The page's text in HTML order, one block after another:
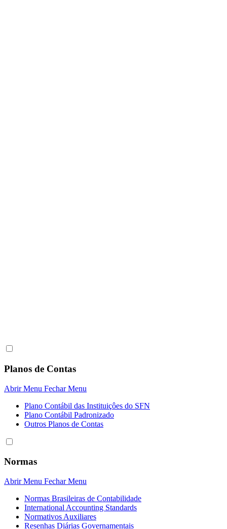
Planos de Contas
Abrir Menu Fechar Menu
Plano Contábil das Instituiçôes do SFN
Plano Contábil Padronizado
Outros Planos de Contas
Normas
Abrir Menu Fechar Menu
Normas Brasileiras de Contabilidade
International Accounting Standards
Normativos Auxiliares
Resenhas Diárias Governamentais